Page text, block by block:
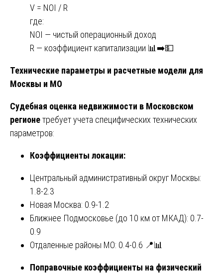
V = NOI / R
где:
NOI — чистый операционный доход
R — коэффициент капитализации 📊➡️💵
Технические параметры и расчетные модели для
Москвы и МО
Судебная оценка недвижимости в Московском
регионетребует учета специфических технических
параметров:
Коэффициенты локации:
Центральный административный округ Москвы:
1.8-2.3
Новая Москва: 0.9-1.2
Ближнее Подмосковье (до 10 км от МКАД): 0.7-
0.9
Отдаленные районы МО: 0.4-0.6 📍📊
Поправочные коэффициенты на физический